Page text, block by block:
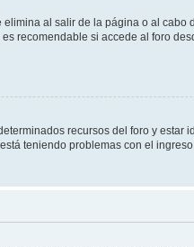
al salir de la página o al cabo
recomendable si accede al foro
recursos del foro y
teniendo problemas con el